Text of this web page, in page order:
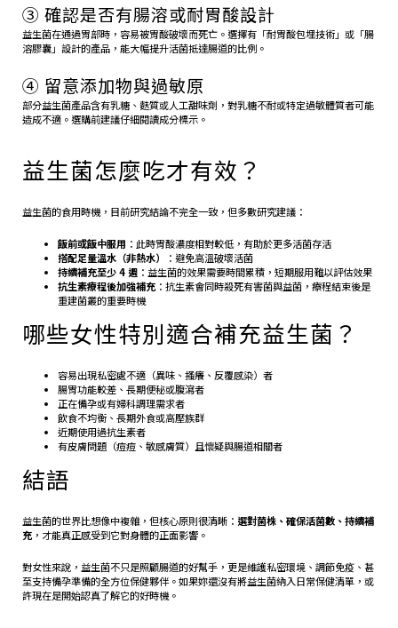
③ 確認是否有腸溶或耐胃酸設計
益生菌在通過胃部時，容易被胃酸破壞而死亡。選擇有「耐胃酸包埋技術」或「腸
溶膠囊」設計的產品，能大幅提升活菌抵達腸道的比例。
④ 留意添加物與過敏原
部分益生菌產品含有乳糖、麩質或人工甜味劑，對乳糖不耐或特定過敏體質者可能
造成不適。選購前建議仔細閱讀成分標示。
益生菌怎麼吃才有效？
益生菌的食用時機，目前研究結論不完全一致，但多數研究建議：
飯前或飯中服用 ：此時胃酸濃度相對較低，有助於更多活菌存活
搭配足量溫水（非熱水）
：避免高溫破壞活菌
持續補充至少 4 週 ：益生菌的效果需要時間累積，短期服用難以評估效果
抗生素療程後加強補充 ：抗生素會同時殺死有害菌與益菌，療程結束後是
重建菌叢的重要時機
哪些女性特別適合補充益生菌？
容易出現私密處不適（異味、搔癢、反覆感染）者
腸胃功能較差、長期便秘或腹瀉者
正在備孕或有婦科調理需求者
飲食不均衡、長期外食或高壓族群
近期使用過抗生素者
有皮膚問題（痘痘、敏感膚質）且懷疑與腸道相關者
結語
益生菌的世界比想像中複雜，但核心原則很清晰： 選對菌株、確保活菌數、持續補
充 ，才能真正感受到它對身體的正面影響。
對女性來說，益生菌不只是照顧腸道的好幫手，更是維護私密環境、調節免疫、甚
至支持備孕準備的全方位保健夥伴。如果妳還沒有將益生菌納入日常保健清單，或
許現在是開始認真了解它的好時機。